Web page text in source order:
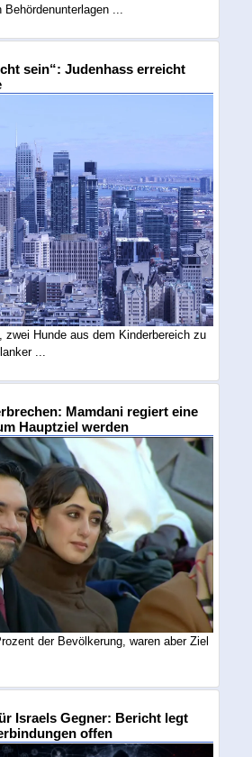
Behördenunterlagen ...
sein“: Judenhass erreicht
zwei Hunde aus dem Kinderbereich zu
...
Mamdani regiert eine
Hauptziel werden
der Bevölkerung, waren aber Ziel
Israels Gegner: Bericht legt
offen